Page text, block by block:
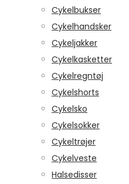
Cykelbukser
Cykelhandsker
Cykeljakker
Cykelkasketter
Cykelregntøj
Cykelshorts
Cykelsko
Cykelsokker
Cykeltrøjer
Cykelveste
Halsedisser